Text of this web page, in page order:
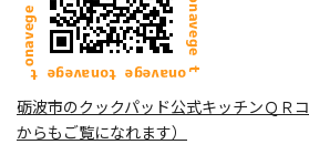
砺波市のクックパッド公式キッチンＱＲ
からもご覧になれます）